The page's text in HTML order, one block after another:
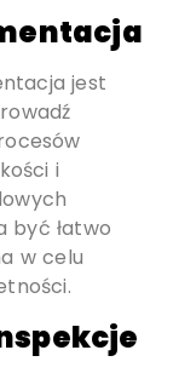
jest
i
być łatwo
w celu